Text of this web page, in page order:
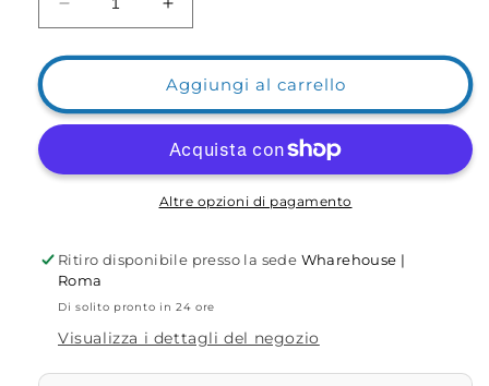
Diminuisci
quantità
per
Becco
Tondo
Aumenta
quantità
per
Pinzetta
Becco
Tondo
Aggiungi al carrello
Altre opzioni di pagamento
Ritiro disponibile presso la sede Wharehouse |
Roma
Di solito pronto in 24 ore
Visualizza i dettagli del negozio